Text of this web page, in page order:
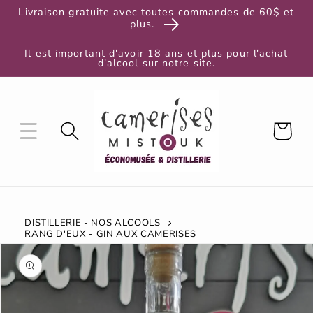
passer
Livraison gratuite avec toutes commandes de 60$ et
plus.
Il est important d'avoir 18 ans et plus pour l'achat
d'alcool sur notre site.
DISTILLERIE - NOS ALCOOLS
RANG D'EUX - GIN AUX CAMERISES
Passer aux
informations
produits